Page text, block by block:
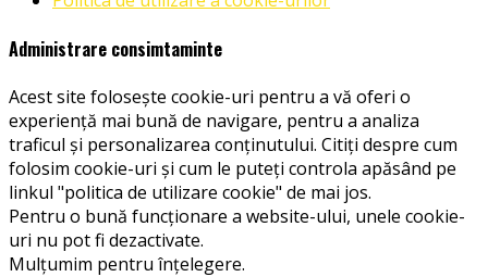
Administrare consimtaminte
Acest site folosește cookie-uri pentru a vă oferi o
experiență mai bună de navigare, pentru a analiza
traficul și personalizarea conținutului. Citiți despre cum
folosim cookie-uri și cum le puteți controla apăsând pe
linkul "politica de utilizare cookie" de mai jos.
Pentru o bună funcționare a website-ului, unele cookie-
uri nu pot fi dezactivate.
Mulțumim pentru înțelegere.